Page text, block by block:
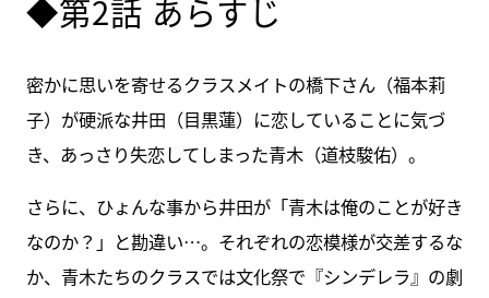
◆第2話 あらすじ
密かに思いを寄せるクラスメイトの橋下さん（福本莉
子）が硬派な井田（目黒蓮）に恋していることに気づ
き、あっさり失恋してしまった青木（道枝駿佑）。
さらに、ひょんな事から井田が「青木は俺のことが好き
なのか？」と勘違い…。それぞれの恋模様が交差するな
か、青木たちのクラスでは文化祭で『シンデレラ』の劇